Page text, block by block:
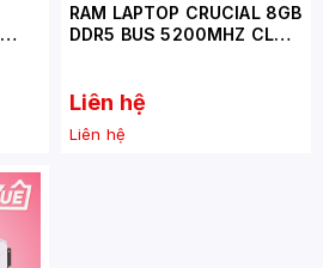
RAM LAPTOP CRUCIAL 8GB
DDR5 BUS 5200MHZ CL40
Liên hệ
Liên hệ